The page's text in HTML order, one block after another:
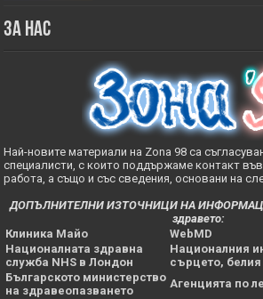
За нас
Най-новите материали на Zona 98 са
специалисти, с които поддържаме контакт
работа, а също и със сведения, основани на
ДОПЪЛНИТЕЛНИ ИЗТОЧНИЦИ НА
здравето:
Клиника Майо
WebMD
Националната здравна
служба NHS в Лондон
Националния
сърцето,
Българското министерство
на здравеопазването
Агенцията по